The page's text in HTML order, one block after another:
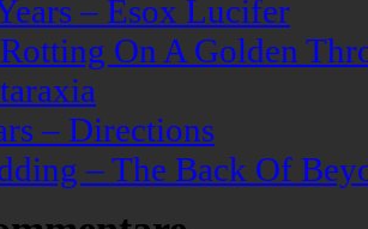
– Esox Lucifer
On A Golden
– Directions
– The Back Of